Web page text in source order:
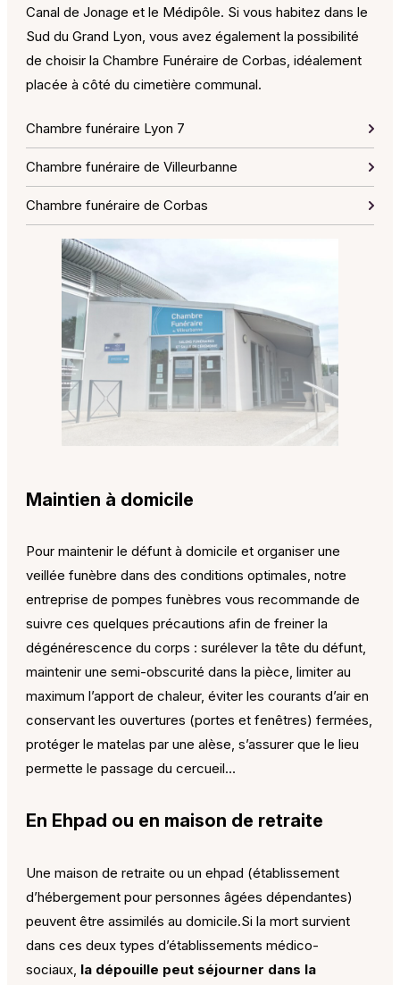
Canal de Jonage et le Médipôle. Si vous habitez dans le
Sud du Grand Lyon, vous avez également la possibilité
de choisir la Chambre Funéraire de Corbas, idéalement
placée à côté du cimetière communal.
Chambre funéraire Lyon 7
Chambre funéraire de Villeurbanne
Chambre funéraire de Corbas
Maintien à domicile
Pour maintenir le défunt à domicile et organiser une
veillée funèbre dans des conditions optimales, notre
entreprise de pompes funèbres vous recommande de
suivre ces quelques précautions afin de freiner la
dégénérescence du corps : surélever la tête du défunt,
maintenir une semi-obscurité dans la pièce, limiter au
maximum l’apport de chaleur, éviter les courants d’air en
conservant les ouvertures (portes et fenêtres) fermées,
protéger le matelas par une alèse, s’assurer que le lieu
permette le passage du cercueil…
En Ehpad ou en maison de retraite
Une maison de retraite ou un ehpad (établissement
d’hébergement pour personnes âgées dépendantes)
peuvent être assimilés au domicile.Si la mort survient
dans ces deux types d’établissements médico-
sociaux, la dépouille peut séjourner dans la